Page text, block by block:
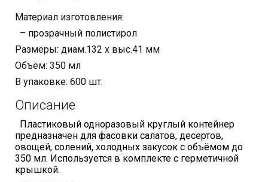
Материал изготовления:
– прозрачный полистирол
Размеры: диам.132 х выс.41 мм
Объём: 350 мл
В упаковке: 600 шт.
Описание
Пластиковый одноразовый круглый контейнер
предназначен для фасовки салатов, десертов,
овощей, солений, холодных закусок с объёмом до
350 мл. Используется в комплекте с герметичной
крышкой.